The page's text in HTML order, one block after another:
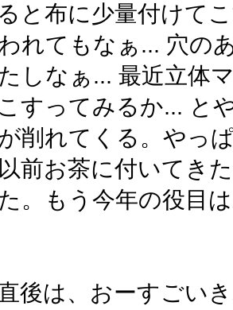
と布に少量付けて
れてもなぁ... 穴の
しなぁ... 最近立体
すってみるか... と
削れてくる。やっ
前お茶に付いてき
。もう今年の役目
後は、おーすごい